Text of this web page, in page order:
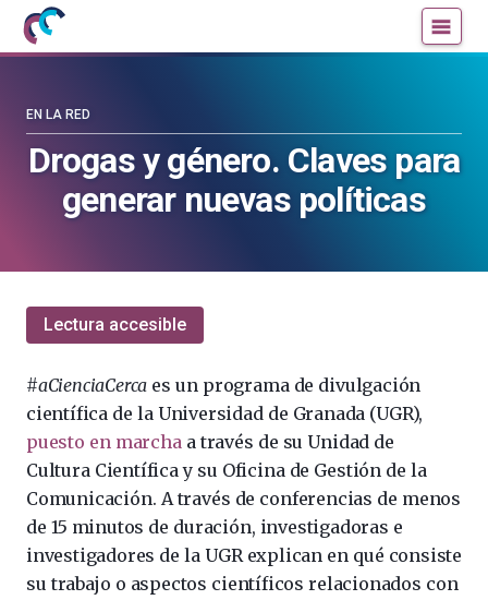
Mujeres
con
Científica
la
blog
Científica
la
Drogas y género. Claves para
generar nuevas políticas
EN LA RED
Lectura accesible
#aCienciaCerca es un programa de divulgación
científica de la Universidad de Granada (UGR),
puesto en marchaa través de su Unidad de
Cultura Científica y su Oficina de Gestión de la
Comunicación. A través de conferencias de menos
de 15 minutos de duración, investigadoras e
investigadores de la UGR explican en qué consiste
su trabajo o aspectos científicos relacionados con